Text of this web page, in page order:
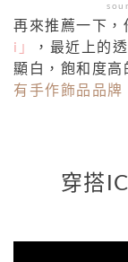
再來推薦一下，
i」
，最近上的
顯白，飽和度高
有手作飾品品牌
穿搭